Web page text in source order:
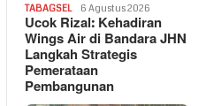
TABAGSEL 6 Agustus 2026
Ucok Rizal: Kehadiran
Wings Air di Bandara JHN
Langkah Strategis
Pemerataan
Pembangunan